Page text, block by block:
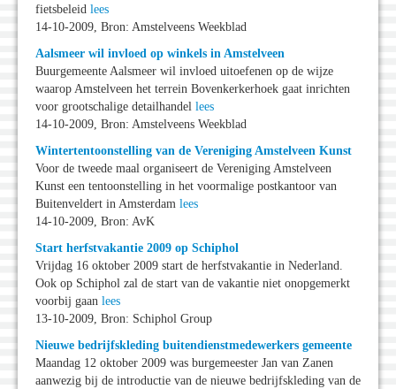
fietsbeleid lees
14-10-2009, Bron: Amstelveens Weekblad
Aalsmeer wil invloed op winkels in Amstelveen
Buurgemeente Aalsmeer wil invloed uitoefenen op de wijze
waarop Amstelveen het terrein Bovenkerkerhoek gaat inrichten
voor grootschalige detailhandel lees
14-10-2009, Bron: Amstelveens Weekblad
Wintertentoonstelling van de Vereniging Amstelveen Kunst
Voor de tweede maal organiseert de Vereniging Amstelveen
Kunst een tentoonstelling in het voormalige postkantoor van
Buitenveldert in Amsterdam lees
14-10-2009, Bron: AvK
Start herfstvakantie 2009 op Schiphol
Vrijdag 16 oktober 2009 start de herfstvakantie in Nederland.
Ook op Schiphol zal de start van de vakantie niet onopgemerkt
voorbij gaan lees
13-10-2009, Bron: Schiphol Group
Nieuwe bedrijfskleding buitendienstmedewerkers gemeente
Maandag 12 oktober 2009 was burgemeester Jan van Zanen
aanwezig bij de introductie van de nieuwe bedrijfskleding van de